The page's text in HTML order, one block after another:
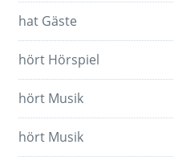
hat Gäste
hört Hörspiel
hört Musik
hört Musik